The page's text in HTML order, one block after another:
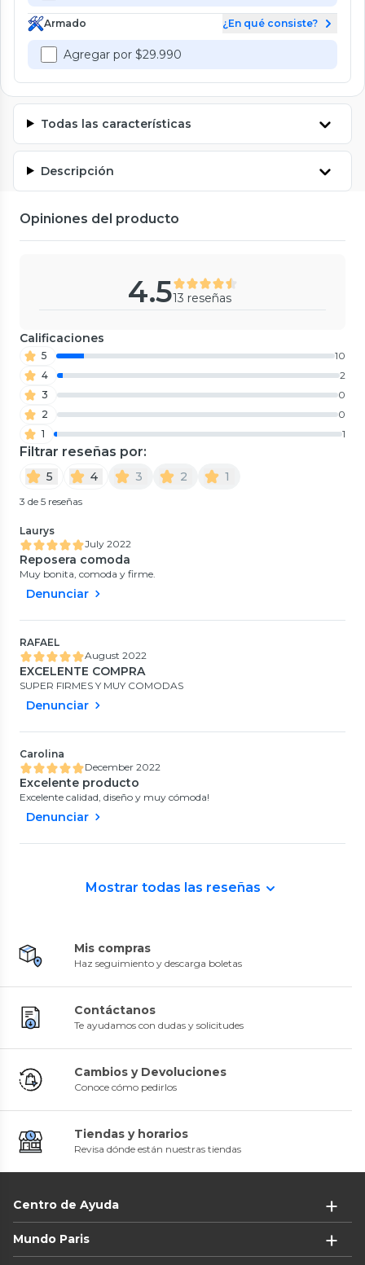
Armado ¿En qué consiste?
Agregar por $29.990
Todas las características
Descripción
Opiniones del producto
4.513 reseñas
Calificaciones
5
10
4
2
3
0
2
0
1
1
Filtrar reseñas por:
5 4 3 2 1
3 de 5 reseñas
Laurys
July 2022
Reposera comoda
Muy bonita, comoda y firme.
Denunciar
RAFAEL
August 2022
EXCELENTE COMPRA
SUPER FIRMES Y MUY COMODAS
Denunciar
Carolina
December 2022
Excelente producto
Excelente calidad, diseño y muy cómoda!
Denunciar
Mostrar todas las reseñas
Mis compras
Haz seguimiento y descarga boletas
Contáctanos
Te ayudamos con dudas y solicitudes
Cambios y Devoluciones
Conoce cómo pedirlos
Tiendas y horarios
Revisa dónde están nuestras tiendas
Centro de Ayuda
Mundo Paris